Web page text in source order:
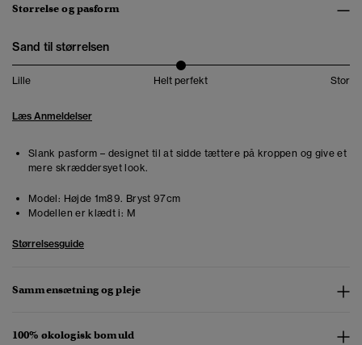
Størrelse og pasform
Sand til størrelsen
Lille Helt perfekt Stor
Læs Anmeldelser
Slank pasform – designet til at sidde tættere på kroppen og give et
mere skræddersyet look.
Model: Højde 1m89. Bryst 97cm
Modellen er klædt i: M
Størrelsesguide
Sammensætning og pleje
100% økologisk bomuld